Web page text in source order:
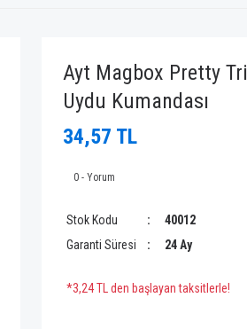
Ayt Magbox Pretty
Uydu Kumandası
34,57 TL
0 - Yorum
Stok Kodu 40012
Garanti Süresi
24 Ay
*3,24 TL den başlayan taksitlerle!